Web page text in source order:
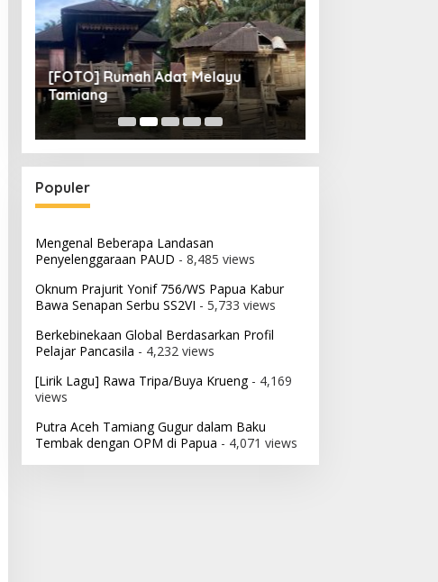
[FOTO] Rumah Adat Melayu
Tamiang
Populer
Mengenal Beberapa Landasan
Penyelenggaraan PAUD - 8,485 views
Oknum Prajurit Yonif 756/WS Papua Kabur
Bawa Senapan Serbu SS2VI - 5,733 views
Berkebinekaan Global Berdasarkan Profil
Pelajar Pancasila - 4,232 views
[Lirik Lagu] Rawa Tripa/Buya Krueng- 4,169
views
Putra Aceh Tamiang Gugur dalam Baku
Tembak dengan OPM di Papua - 4,071 views